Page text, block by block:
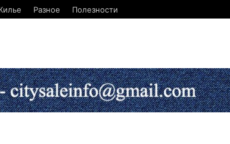
Разное Полезности